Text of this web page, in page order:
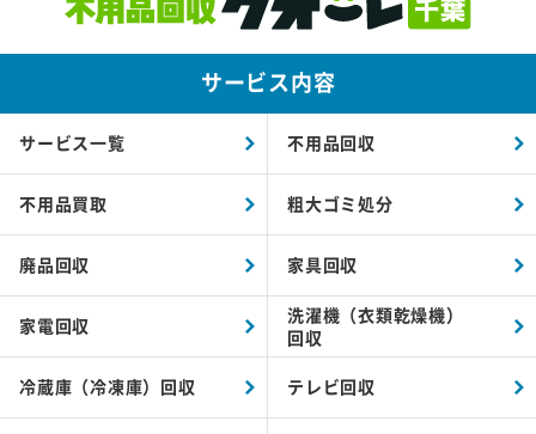
サービス内容
サービス一覧 不用品回収
不用品買取 粗大ゴミ処分
廃品回収 家具回収
家電回収
洗濯機（衣類乾燥機）
回収
冷蔵庫（冷凍庫）回収 テレビ回収